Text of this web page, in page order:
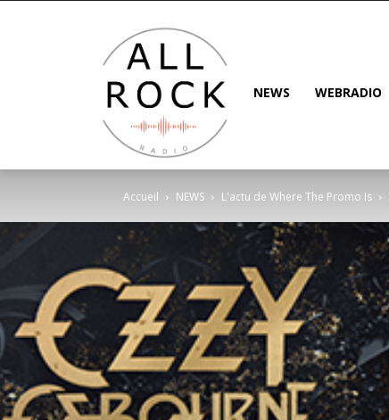
NEWS WEBRADIO
Accueil NEWS L'actu de Where The Promo Is